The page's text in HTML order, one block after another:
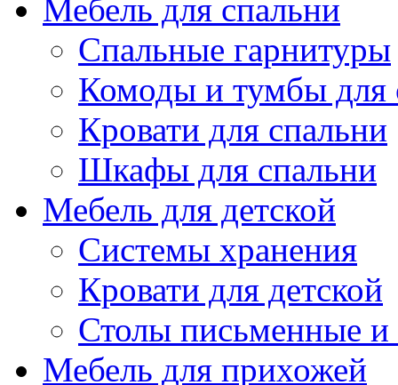
Мебель для спальни
Спальные гарнитуры
Комоды и тумбы для
Кровати для спальни
Шкафы для спальни
Мебель для детской
Системы хранения
Кровати для детской
Столы письменные
Мебель для прихожей